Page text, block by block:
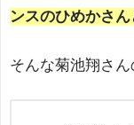
ンスのひめかさ
そんな菊池翔さん